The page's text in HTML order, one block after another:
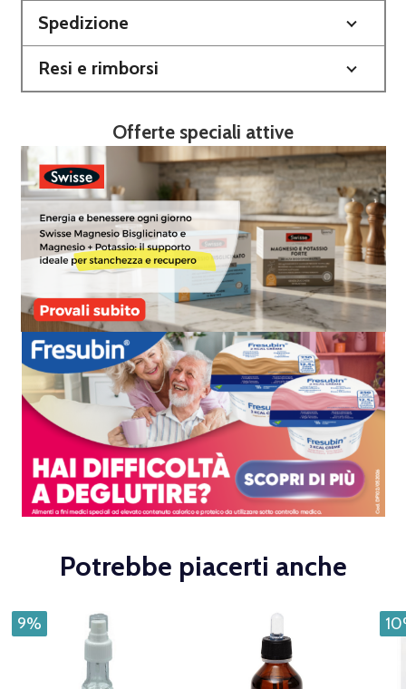
Spedizione
Resi e rimborsi
Offerte speciali attive
Potrebbe piacerti anche
9%